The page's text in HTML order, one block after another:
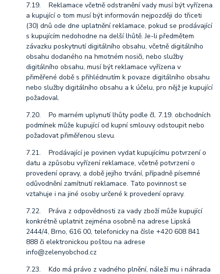
7.19. Reklamace včetně odstranění vady musí být vyřízena
a kupující o tom musí být informován nejpozději do třiceti
(30) dnů ode dne uplatnění reklamace, pokud se prodávající
s kupujícím nedohodne na delší lhůtě. Je-li předmětem
závazku poskytnutí digitálního obsahu, včetně digitálního
obsahu dodaného na hmotném nosiči, nebo služby
digitálního obsahu, musí být reklamace vyřízena v
přiměřené době s přihlédnutím k povaze digitálního obsahu
nebo služby digitálního obsahu a k účelu, pro nějž je kupující
požadoval.
7.20. Po marném uplynutí lhůty podle čl. 7.19. obchodních
podmínek může kupující od kupní smlouvy odstoupit nebo
požadovat přiměřenou slevu.
7.21. Prodávající je povinen vydat kupujícímu potvrzení o
datu a způsobu vyřízení reklamace, včetně potvrzení o
provedení opravy, a době jejího trvání, případně písemné
odůvodnění zamítnutí reklamace. Tato povinnost se
vztahuje i na jiné osoby určené k provedení opravy.
7.22. Práva z odpovědnosti za vady zboží může kupující
konkrétně uplatnit zejména osobně na adrese Lipská
2444/4, Brno, 616 00, telefonicky na čísle +420 608 841
888 či elektronickou poštou na adrese
info@zelenyobchod.cz
7.23. Kdo má právo z vadného plnění, náleží mu i náhrada